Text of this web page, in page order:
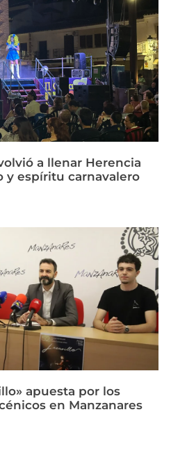
a llenar Herencia
y espíritu carnavalero
apuesta por los
en Manzanares